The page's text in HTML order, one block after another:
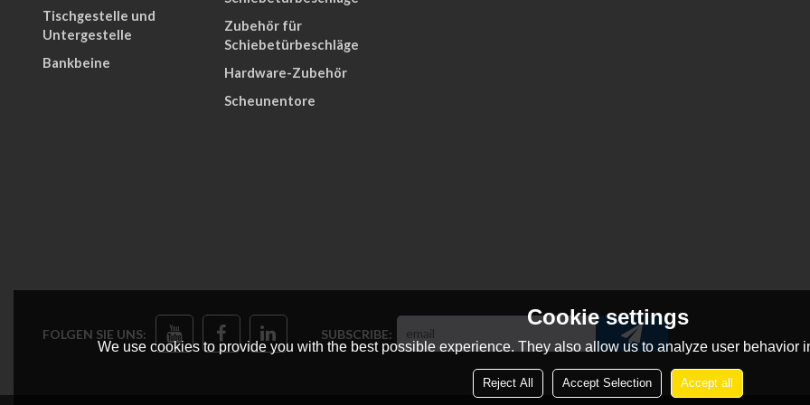
Tischgestelle und
Untergestelle
Bankbeine
Zubehör für
Schiebetürbeschläge
Hardware-Zubehör
Scheunentore
FOLGEN SIE UNS: SUBSCRIBE:
Cookie settings
We use cookies to provide you with the best possible experience. They also allow us to analyze user behavior
Reject All Accept Selection Accept all